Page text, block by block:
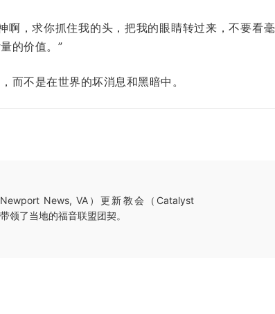
啊，求你抓住我的头，把我的眼睛转过来，不要看毫
的价值。”
而不是在世界的坏消息和黑暗中。
News, VA）更新教会（Catalyst
领了当地的福音联盟团契。